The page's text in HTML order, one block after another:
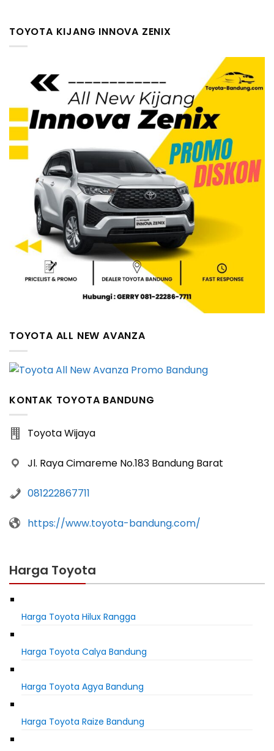
TOYOTA KIJANG INNOVA ZENIX
TOYOTA ALL NEW AVANZA
KONTAK TOYOTA BANDUNG
Toyota Wijaya
Jl. Raya Cimareme No.183 Bandung Barat
081222867711
https://www.toyota-bandung.com/
Harga Toyota
Harga Toyota Hilux Rangga
Harga Toyota Calya Bandung
Harga Toyota Agya Bandung
Harga Toyota Raize Bandung